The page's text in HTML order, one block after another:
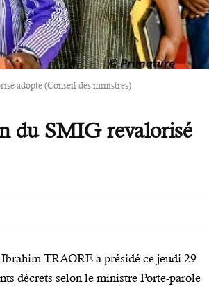
adopté (Conseil des ministres)
du SMIG revalorisé
TRAORE a présidé ce jeudi 29
décrets selon le ministre Porte-parole